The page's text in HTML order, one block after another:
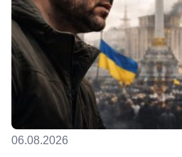
06.08.2026